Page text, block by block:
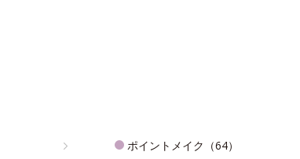
ポイントメイク（64）